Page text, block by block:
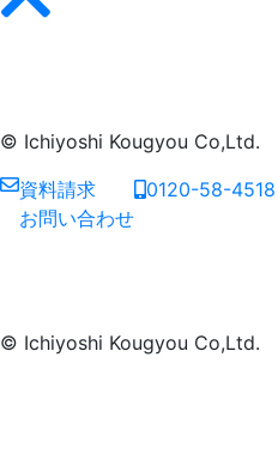
© Ichiyoshi Kougyou Co,Ltd.
資料請求
お問い合わせ
0120-58-4518
© Ichiyoshi Kougyou Co,Ltd.